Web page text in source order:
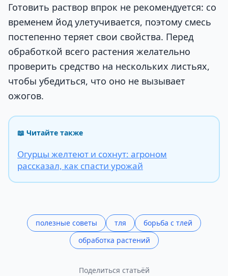
Готовить раствор впрок не рекомендуется: со
временем йод улетучивается, поэтому смесь
постепенно теряет свои свойства. Перед
обработкой всего растения желательно
проверить средство на нескольких листьях,
чтобы убедиться, что оно не вызывает
ожогов.
📖 Читайте также
Огурцы желтеют и сохнут: агроном
рассказал, как спасти урожай
полезные советы тля
борьба с тлей
обработка растений
Поделиться статьёй